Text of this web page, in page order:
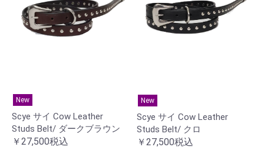
New
Scye サイ Cow Leather
Studs Belt/ ダークブラウン
￥27,500税込
New
Scye サイ Cow Leather
Studs Belt/ クロ
￥27,500税込